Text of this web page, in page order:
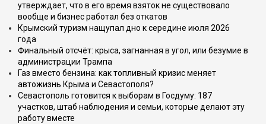
утверждает, что в его время взяток не существовало
вообще и бизнес работал без откатов
Крымский туризм нащупал дно к середине июля 2026
года
Финальный отсчёт: крыса, загнанная в угол, или безумие в
администрации Трампа
Газ вместо бензина: как топливный кризис меняет
автожизнь Крыма и Севастополя?
Севастополь готовится к выборам в Госдуму: 187
участков, штаб наблюдения и семьи, которые делают эту
работу вместе